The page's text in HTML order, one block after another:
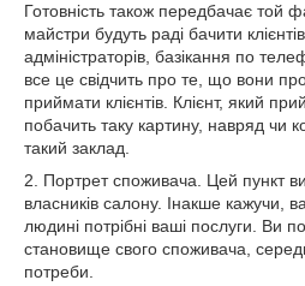
Готовність також передбачає той
майстри будуть раді бачити
адміністраторів, базікання по
все це свідчить про те, що вони
приймати клієнтів. Клієнт, який
побачить таку картину, навряд чи
такий заклад.
2. Портрет споживача. Цей пункт
власників салону. Інакше кажучи,
людині потрібні ваші послуги. Ви
становище свого споживача,
потреби.